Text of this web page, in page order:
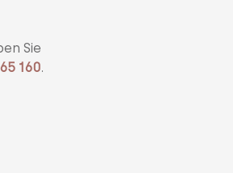
Sie
160.